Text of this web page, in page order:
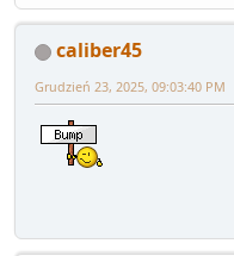
caliber45
Grudzień 23, 2025, 09:03:40 PM